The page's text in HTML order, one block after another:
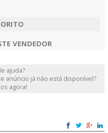
VENDEDOR
ajuda?
anúncio já não está disponível?
agora!